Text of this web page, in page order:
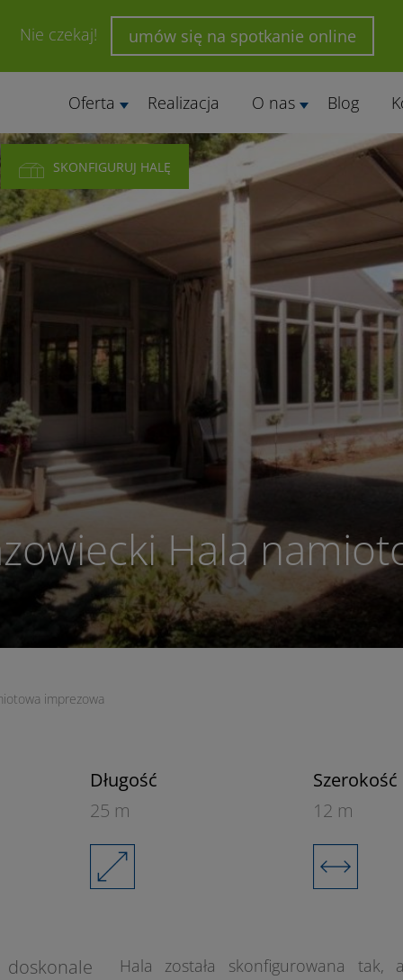
Nie czekaj! umów się na spotkanie online
Oferta Realizacja O nas Blog
SKONFIGURUJ HALĘ
Hala
imprezowa
Długość
25 m
Szerokość
12 m
Hala została skonfigurowana